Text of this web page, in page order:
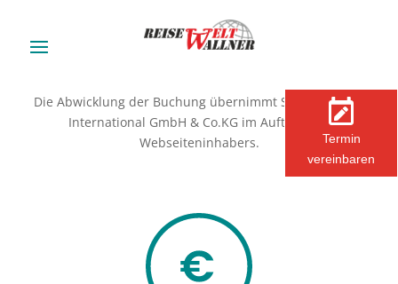
Termin
vereinbaren
Die Abwicklung der Buchung übernimmt Schmetterling
International GmbH & Co.KG im Auftrag des
Webseiteninhabers.